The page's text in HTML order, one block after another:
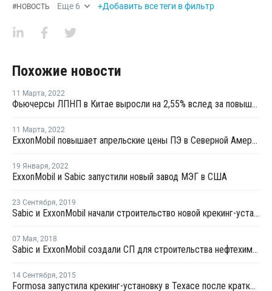
#НОВОСТЬ Еще 6 +Добавить все теги в фильтр
Похожие новости
11 Марта, 2022
Фьючерсы ЛПНП в Китае выросли на 2,55% вслед за повышением котировок сырой нефти
11 Марта, 2022
ExxonMobil повышает апрельские цены ПЭ в Северной Америке
19 Января, 2022
ExxonMobil и Sabic запустили новый завод МЭГ в США
23 Сентября, 2019
Sabic и ExxonMobil начали строительство новой крекинг-установки в США
07 Мая, 2018
Sabic и ExxonMobil создали СП для строительства нефтехимического комплекса в США
14 Сентября, 2015
Formosa запустила крекинг-установку в Техасе после кратковременной остановки